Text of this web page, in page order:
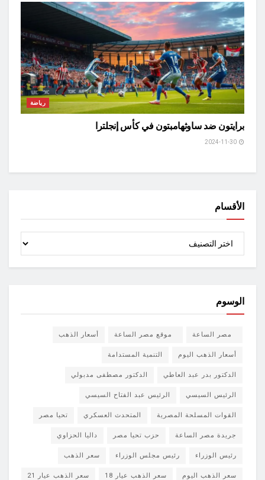
رياضة
برايتون ضد ساوثهامبتون في كأس إنجلترا
الأقسام
الوسوم
مصر الساعة موقع مصر الساعة أسعار الذهب
أسعار الذهب اليوم التنمية المستدامة
الدكتور بدر عبد العاطي الدكتور مصطفى مدبولي
الرئيس السيسي الرئيس عبد الفتاح السيسي
القوات المسلحة المصرية المتحدث العسكري تحيا مصر
جريدة مصر الساعة حزب تحيا مصر داليا الحزاوي
رئيس الوزراء رئيس مجلس الوزراء سعر الذهب
سعر الذهب اليوم سعر الذهب عيار 18 سعر الذهب عيار 21